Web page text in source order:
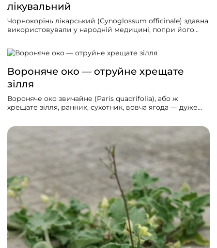
лікувальний
Чорнокорінь лікарський (Cynoglossum officinale) здавна
використовували у народній медицині, попри його
чередник, псячий язик (у Німеччині та латиною).Свою
народну та наукову назву рослина отримала завдяки
ефект рослини теж може бути… «кусючим».
Вороняче око — отруйне хрещате
зілля
Вороняче око звичайне (Paris quadrifolia), або ж
хрещате зілля, ранник, сухотник, вовча ягода — дуже
лікарська.